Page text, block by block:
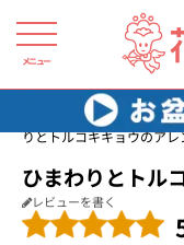
メニュー
花キューピット 開店祝
りとトルコキキョウのアレ
ひまわりとトル
レビューを書く